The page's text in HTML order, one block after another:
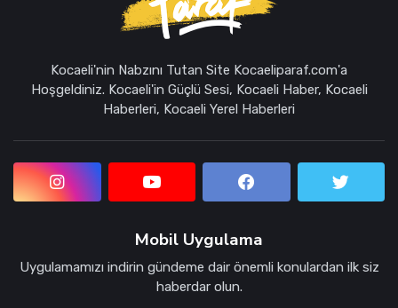
Kocaeli'nin Nabzını Tutan Site Kocaeliparaf.com'a
Hoşgeldiniz. Kocaeli'in Güçlü Sesi, Kocaeli Haber, Kocaeli
Haberleri, Kocaeli Yerel Haberleri
Mobil Uygulama
Uygulamamızı indirin gündeme dair önemli konulardan ilk siz
haberdar olun.